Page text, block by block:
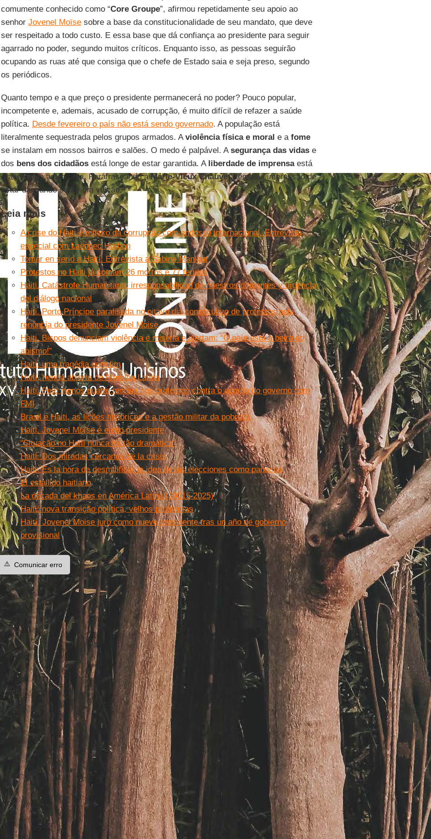
comumente conhecido como “Core Groupe”, afirmou repetidamente seu apoio ao
senhor Jovenel Moïsesobre a base da constitucionalidade de seu mandato, que deve
ser respeitado a todo custo. E essa base que dá confiança ao presidente para seguir
agarrado no poder, segundo muitos críticos. Enquanto isso, as pessoas seguirão
ocupando as ruas até que consiga que o chefe de Estado saia e seja preso, segundo
os periódicos.
Quanto tempo e a que preço o presidente permanecerá no poder? Pouco popular,
incompetente e, ademais, acusado de corrupção, é muito difícil de refazer a saúde
política. Desde fevereiro o país não está sendo governado. A população está
literalmente sequestrada pelos grupos armados. Aviolência física e moral e a fome
se instalam em nossos bairros e salões. O medo é palpável. Asegurança das vidas e
dos bens dos cidadãosestá longe de estar garantida. A liberdade de imprensaestá
gravemente ameaçada. Parafraseando aMarie-Vieux Chauvet, temos a impressão de
estar dançando sobre um vulcão.
Leia mais
A crise do Haiti é reflexo da corrupção com endosso internacional. Entrevista
especial com Laënnec Hurbon
Tomar en serio a Haití. Entrevista a Sabine Manigat
Protestos no Haiti já somam 26 mortos e 77 feridos
Haiti. Catástrofe Humanitaria, irresponsabilidad de nuestros dirigentes y urgencia
del diálogo nacional
Haiti. Porto Príncipe paralisada no oitavo dia consecutivo de protestos pela
renúncia do presidente Jovenel Moise
Haiti. Bispos denunciam violência e miséria e alertam: “O país está à beira do
abismo!”
Haiti, uma tragédia sem fim
Haití, herida abierta de América Latina
Haiti. Pelo menos quatro mortes nos protestos contra o acordo do governo com
FMI
Brasil e Haiti, as lições históricas e a gestão militar da pobreza
Haiti. Jovenel Moïse é eleito presidente
"Situação no Haiti nunca foi tão dramática"
Haiti. Dos miradas cercanas de la crisis
Haiti. Es la hora de desmitificar la idea de las elecciones como panacea
El estallido haitiano
La década del khaos en América Latina (20015-2025)
Haiti: nova transição política, velhos problemas
Haití. Jovenel Moise juró como nuevo presidente tras un año de gobierno
provisional
⚠️ Comunicar erro